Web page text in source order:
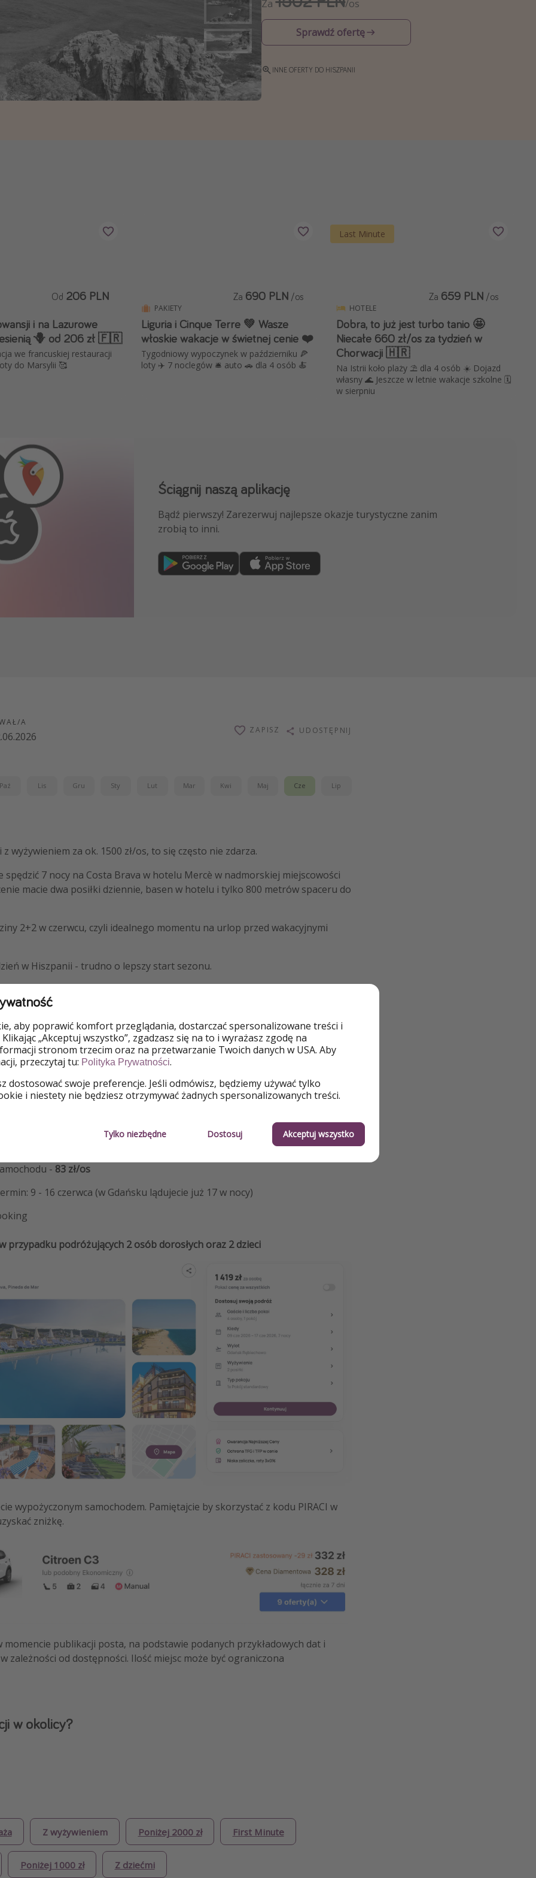
Za /os
Sprawdź ofertę
INNE OFERTY DO HISZPANII
i na Lazurowe
🪻 od 206 zł 🇫🇷
we francuskiej restauracji
do Marsylii 🥰
Od 206 PLN
PAKIETY
Liguria i Cinque Terre 💚 Wasze
włoskie wakacje w świetnej cenie ❤️
Tygodniowy wypoczynek w październiku 🍕
loty ✈️ 7 noclegów 🛎️ auto 🚗 dla 4 osób 🍝
Za 690 PLN /os
Last Minute
HOTELE
Dobra, to już jest turbo tanio 🤩
Niecałe 660 zł/os za tydzień w
Chorwacji 🇭🇷
Na Istrii koło plaży ⛱ dla 4 osób ☀️ Dojazd
własny 🌊 Jeszcze w letnie wakacje szkolne 🗓️
w sierpniu
Za 659 PLN /os
Ściągnij naszą aplikację
Bądź pierwszy! Zarezerwuj najlepsze okazje turystyczne zanim
zrobią to inni.
Dołącz do naszego kanału na WhatsApp
NAJLEPSZE oferty podróżnicze, porady ekspertów i wiele więcej!
Dołącz teraz
A
ZAPISZ UDOSTĘPNIJ
Paź Lis Gru Sty Lut Mar Kwi Maj Cze Lip
wyżywieniem za ok. 1500 zł/os, to się często nie zdarza.
spędzić 7 nocy na Costa Brava w hotelu Mercè w nadmorskiej miejscowości
macie dwa posiłki dziennie, basen w hotelu i tylko 800 metrów spaceru do
2+2 w czerwcu, czyli idealnego momentu na urlop przed wakacyjnymi
w Hiszpanii - trudno o lepszy start sezonu.
- 83 zł/os
9 - 16 czerwca (w Gdańsku lądujecie już 17 w nocy)
przypadku podróżujących 2 osób dorosłych oraz 2 dzieci
wypożyczonym samochodem. Pamiętajcie by skorzystać z kodu PIRACI w
zniżkę.
momencie publikacji posta, na podstawie podanych przykładowych dat i
zależności od dostępności. Ilość miejsc może być ograniczona
w okolicy?
Z wyżywieniem Poniżej 2000 zł First Minute
Poniżej 1000 zł Z dziećmi
aby poprawić komfort przeglądania, dostarczać spersonalizowane treści i
„Akceptuj wszystko”, zgadzasz się na to i wyrażasz zgodę na
stronom trzecim oraz na przetwarzanie Twoich danych w USA. Aby
przeczytaj tu: Polityka Prywatności.
dostosować swoje preferencje. Jeśli odmówisz, będziemy używać tylko
i niestety nie będziesz otrzymywać żadnych spersonalizowanych treści.
Tylko niezbędne Dostosuj Akceptuj wszystko